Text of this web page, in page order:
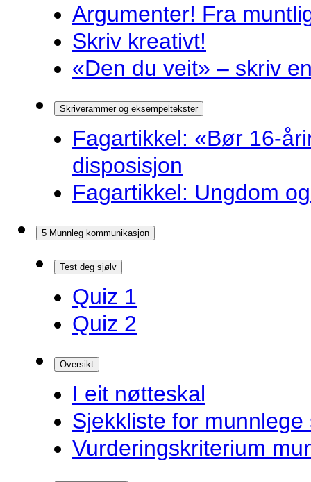
Argumenter! Fra
Skriv kreativt!
«Den du veit» – skriv
Skriverammer og eksempeltekster
Fagartikkel: «Bør 16-
disposisjon
Fagartikkel: Ungdom
5 Munnleg kommunikasjon
Test deg sjølv
Quiz 1
Quiz 2
Oversikt
I eit nøtteskal
Sjekkliste for munnlege
Vurderingskriterium